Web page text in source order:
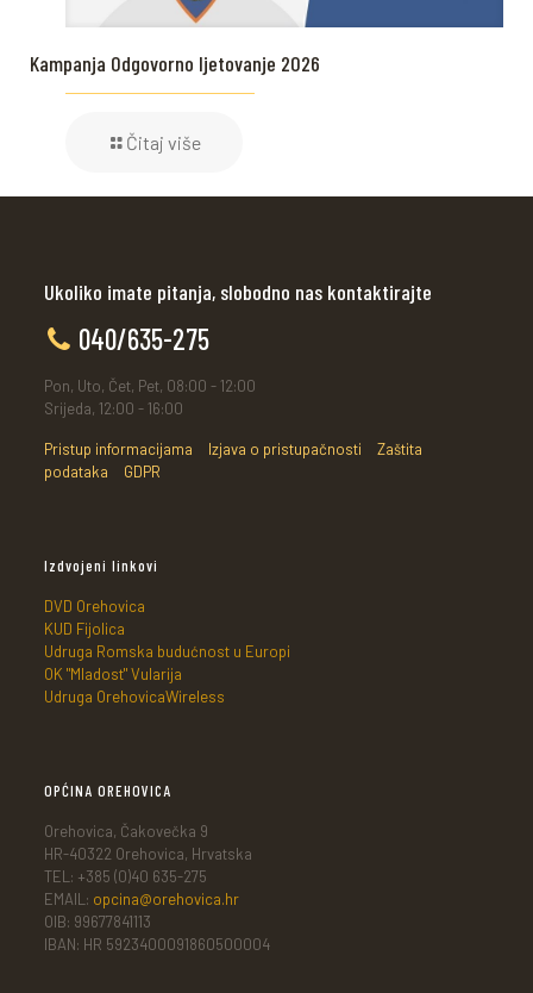
Kampanja Odgovorno ljetovanje 2026
Čitaj više
Ukoliko imate pitanja, slobodno nas kontaktirajte
040/635-275
Pon, Uto, Čet, Pet, 08:00 - 12:00
Srijeda, 12:00 - 16:00
Pristup informacijama Izjava o pristupačnosti
Zaštita
podataka
GDPR
Izdvojeni linkovi
DVD Orehovica
KUD Fijolica
Udruga Romska budućnost u Europi
OK "Mladost" Vularija
Udruga OrehovicaWireless
OPĆINA OREHOVICA
Orehovica, Čakovečka 9
HR-40322 Orehovica, Hrvatska
TEL: +385 (0)40 635-275
EMAIL: opcina@orehovica.hr
OIB: 99677841113
IBAN: HR 5923400091860500004